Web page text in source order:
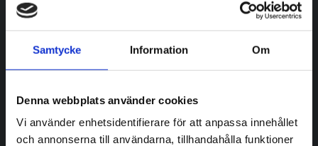
Samtycke Information Om
Denna webbplats använder cookies
Vi använder enhetsidentifierare för att anpassa innehållet
och annonserna till användarna, tillhandahålla funktioner
Dokumentation, ansvarsfördelning och
uppföljning
Samarbete med räddningstjänst